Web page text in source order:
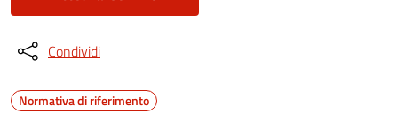
Condividi
Normativa di riferimento